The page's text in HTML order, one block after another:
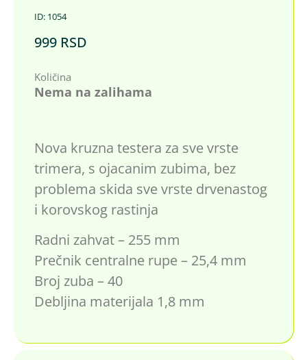
ID: 1054
999 RSD
Količina
Nema na zalihama
Nova kruzna testera za sve vrste
trimera, s ojacanim zubima, bez
problema skida sve vrste drvenastog
i korovskog rastinja
Radni zahvat – 255 mm
Prečnik centralne rupe – 25,4 mm
Broj zuba – 40
Debljina materijala 1,8 mm